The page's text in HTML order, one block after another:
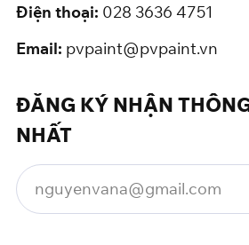
Điện thoại: 028 3636 4751
Email: pvpaint@pvpaint.vn
ĐĂNG KÝ NHẬN
NHẤT